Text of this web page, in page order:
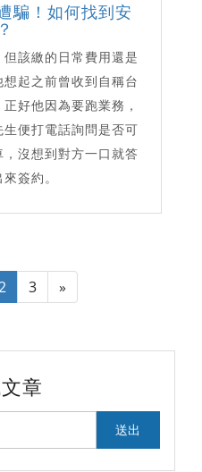
騙！如何找到安
該繳的日常費用還是
起之前曾收到自稱台
好他因為要跑業務，
便打電話詢問是否可
沒想到對方一口就答
簽約。
3 »
章